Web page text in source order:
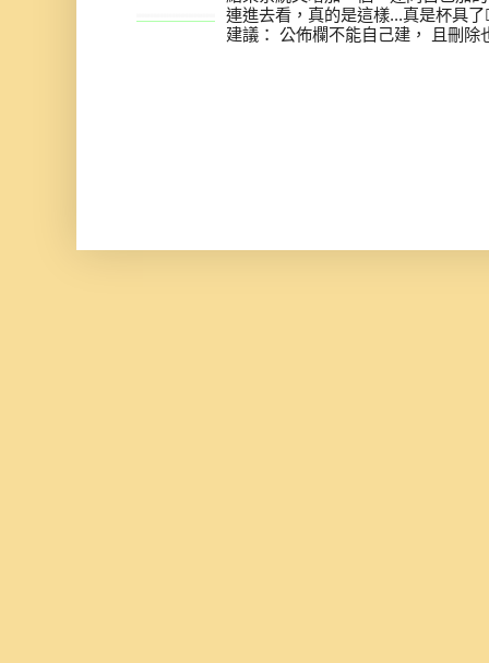
連進去看，真的是這樣...真是杯具
建議： 公佈欄不能自己建， 且刪除